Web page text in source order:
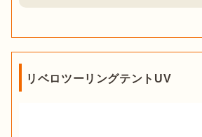
リベロツーリングテントUV